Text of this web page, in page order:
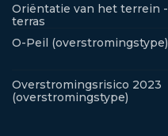
Oriëntatie van het terrein -
terras
O-Peil (overstromingstype)
Overstromingsrisico 2023
(overstromingstype)